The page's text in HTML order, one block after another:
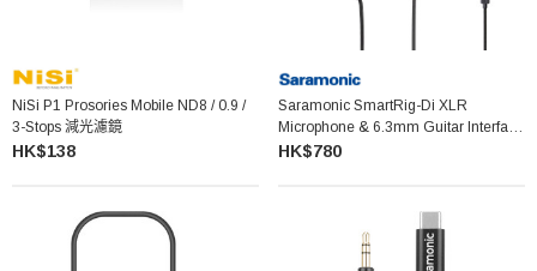
NiSi P1 Prosories Mobile ND8 / 0.9 /
3-Stops 減光濾鏡
HK$138
Saramonic SmartRig-Di XLR
Microphone & 6.3mm Guitar Interface
With IPhone Lightning Connector
HK$780